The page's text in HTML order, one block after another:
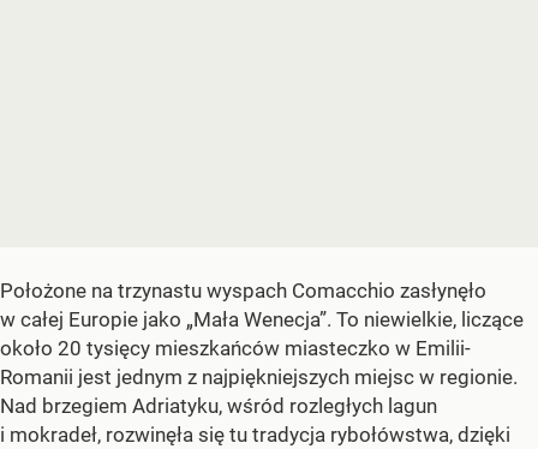
Położone na trzynastu wyspach Comacchio zasłynęło
w całej Europie jako „Mała Wenecja”. To niewielkie, liczące
około 20 tysięcy mieszkańców miasteczko w Emilii-
Romanii jest jednym z najpiękniejszych miejsc w regionie.
Nad brzegiem Adriatyku, wśród rozległych lagun
i mokradeł, rozwinęła się tu tradycja rybołówstwa, dzięki